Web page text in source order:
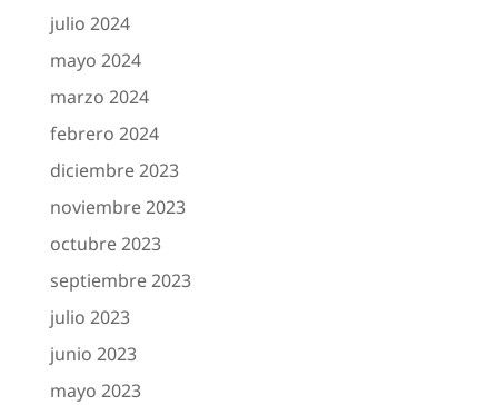
julio 2024
mayo 2024
marzo 2024
febrero 2024
diciembre 2023
noviembre 2023
octubre 2023
septiembre 2023
julio 2023
junio 2023
mayo 2023